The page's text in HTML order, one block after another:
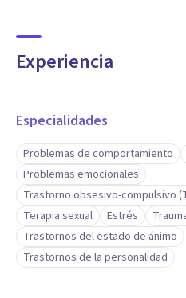
Experiencia
Especialidades
Problemas de comportamiento
Problemas emocionales
Trastorno obsesivo-compulsivo
Terapia sexual
Estrés
Trastornos del estado de ánimo
Trastornos de la personalidad